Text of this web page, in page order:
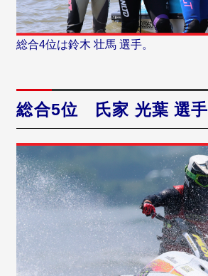
総合4位は鈴木 壮馬 選手。
総合5位 氏家 光葉 選手